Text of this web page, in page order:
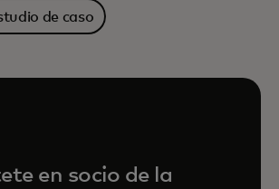
de caso
en socio de la